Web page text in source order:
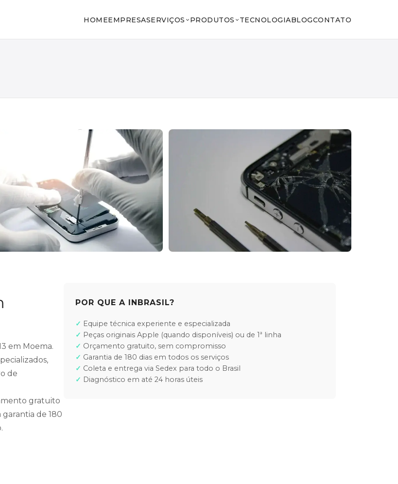
HOMEEMPRESASERVIÇOS PRODUTOS TECNOLOGIABLOGCONTATO
em Moema.
de
gratuito
de 180
POR QUE A INBRASIL?
Equipe técnica experiente e especializada
Peças originais Apple (quando disponíveis) ou de 1ª linha
Orçamento gratuito, sem compromisso
Garantia de 180 dias em todos os serviços
Coleta e entrega via Sedex para todo o Brasil
Diagnóstico em até 24 horas úteis